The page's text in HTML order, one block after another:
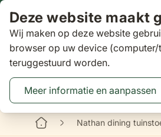
Deze website maakt
Wij maken op deze website
browser op uw device
teruggestuurd worden.
Meer informatie en aanpassen
Ga naar de inhoud
AanbiedingenTuinsets
Binnen 3 dagengratis bezorgd
Nathan dining